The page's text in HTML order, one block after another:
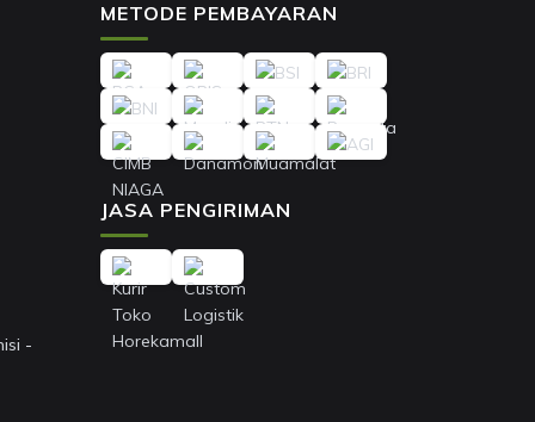
-
METODE PEMBAYARAN
JASA PENGIRIMAN